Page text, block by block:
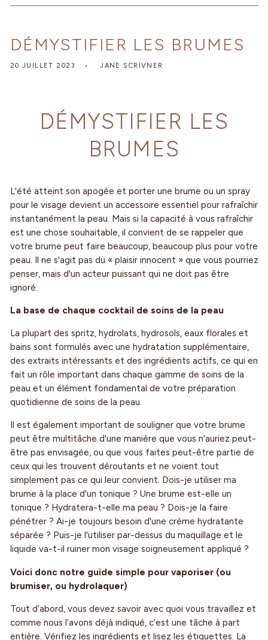
DÉMYSTIFIER LES BRUMES
20 JUILLET 2023 JANE SCRIVNER
DÉMYSTIFIER LES
BRUMES
L'été atteint son apogée et porter une brume ou un spray
pour le visage devient un accessoire essentiel pour rafraîchir
instantanément la peau. Mais si la capacité à vous rafraîchir
est une chose souhaitable, il convient de se rappeler que
votre brume peut faire beaucoup, beaucoup plus pour votre
peau. Il ne s'agit pas du « plaisir innocent » que vous pourriez
penser, mais d'un acteur puissant qui ne doit pas être
ignoré.
La base de chaque cocktail de soins de la peau
La plupart des spritz, hydrolats, hydrosols, eaux florales et
bains sont formulés avec une hydratation supplémentaire,
des extraits intéressants et des ingrédients actifs, ce qui en
fait un rôle important dans chaque gamme de soins de la
peau et un élément fondamental de votre préparation
quotidienne de soins de la peau.
Il est également important de souligner que votre brume
peut être multitâche d'une manière que vous n'auriez peut-
être pas envisagée, ou que vous faites peut-être partie de
ceux qui les trouvent déroutants et ne voient tout
simplement pas ce qui leur convient. Dois-je utiliser ma
brume à la place d'un tonique ? Une brume est-elle un
tonique ? Hydratera-t-elle ma peau ? Dois-je la faire
pénétrer ? Ai-je toujours besoin d'une crème hydratante
séparée ? Puis-je l'utiliser par-dessus du maquillage et le
liquide va-t-il ruiner mon visage soigneusement appliqué ?
Voici donc notre guide simple pour vaporiser (ou
brumiser, ou hydrolaquer)
Tout d’abord, vous devez savoir avec quoi vous travaillez et
comme nous l’avons déjà indiqué, c’est une tâche à part
entière. Vérifiez les ingrédients et lisez les étiquettes. La